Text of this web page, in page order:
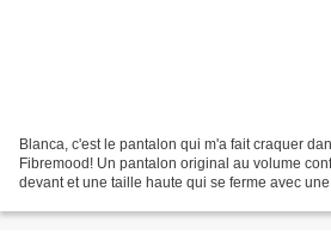
Blanca, c'est le pantalon qui m'a fait craquer
Fibremood! Un pantalon original au volume
devant et une taille haute qui se ferme avec